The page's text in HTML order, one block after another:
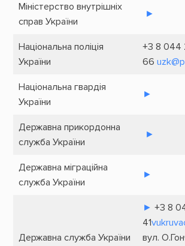
Міністерство внутрішніх
справ України
►
Національна поліція
України
+3 8 044
66
Національна гвардія
України
►
Державна прикордонна
служба України
►
Державна міграційна
служба України
►
Державна служба України
► +3 8
41
вул.